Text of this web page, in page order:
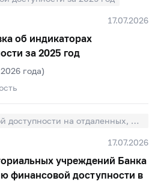
17.07.2026
об индикаторах
за 2025 год
года)
Повышение финансовой доступности на отдаленных, малонаселенных и труднодоступных территориях
17.07.2026
учреждений Банка
финансовой доступности в